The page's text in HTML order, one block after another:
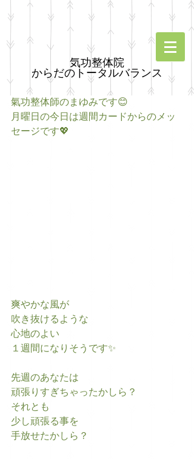
気功整体院
からだのトータルバランス
氣功整体師のまゆみです😊
月曜日の今日は週間カードからのメッ
セージです💖
爽やかな風が
吹き抜けるような
心地のよい
１週間になりそうです✨
先週のあなたは
頑張りすぎちゃったかしら？
それとも
少し頑張る事を
手放せたかしら？